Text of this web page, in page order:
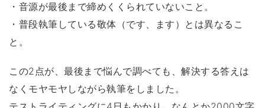
・音源が最後まで締めくくられていないこと。
・普段執筆している敬体（です、ます）とは異なるこ
と。
この2点が、最後まで悩んで調べても、解決する答えは
なくモヤモヤしながら執筆をしました。